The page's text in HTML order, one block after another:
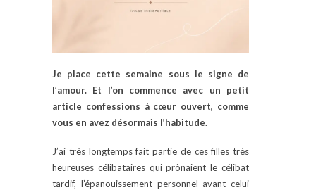
Je place cette semaine sous le signe de
l’amour. Et l’on commence avec un petit
article confessions à cœur ouvert, comme
vous en avez désormais l’habitude.
J’ai très longtemps fait partie de ces filles très
heureuses célibataires qui prônaient le célibat
tardif, l’épanouissement personnel avant celui